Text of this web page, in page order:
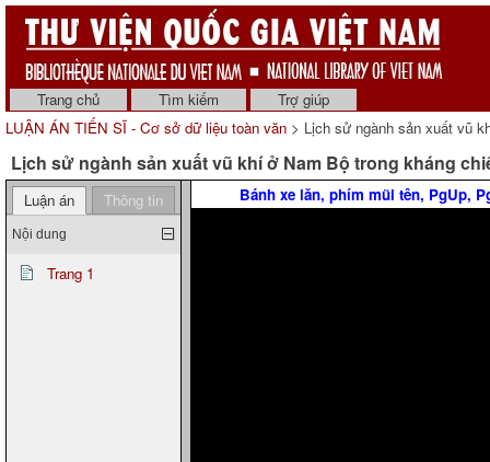
Trang chủ Tìm kiếm
Trợ giúp
LUẬN ÁN TIẾN SĨ - Cơ sở dữ liệu toàn văn > Lịch sử ngành sản xuất vũ
Lịch sử ngành sản xuất vũ khí ở Nam Bộ trong kháng
Luận án Thông tin
Nội dung
Trang 1
Bánh xe lăn, phím mũi tên, PgUp,